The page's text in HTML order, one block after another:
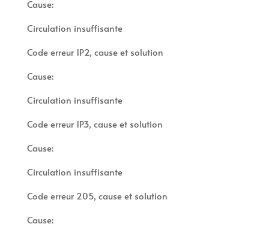
Cause:
Circulation insuffisante
Code erreur 1P2, cause et solution
Cause:
Circulation insuffisante
Code erreur 1P3, cause et solution
Cause:
Circulation insuffisante
Code erreur 205, cause et solution
Cause: